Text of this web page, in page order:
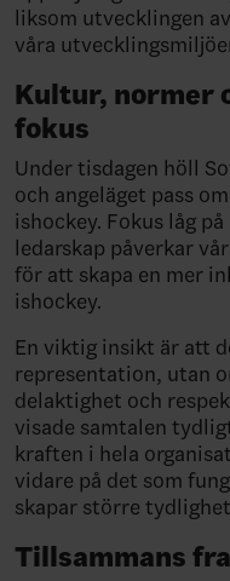
liksom utvecklingen
våra
Kultur, normer
fokus
Under tisdagen höll
och angeläget pass
ishockey. Fokus låg
ledarskap påverkar
för att skapa en mer
ishockey.
En viktig insikt är att
representation, utan
delaktighet och
visade samtalen
kraften i hela
vidare på det som
skapar större
Tillsammans